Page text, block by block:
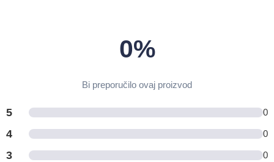
5 0
4 0
3 0
0%
Bi preporučilo ovaj proizvod